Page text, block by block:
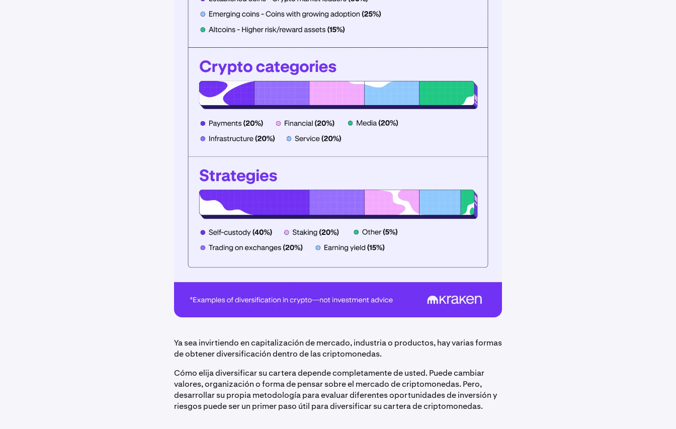
Ya sea invirtiendo en capitalización de mercado, industria o productos, hay varias formas
de obtener diversificación dentro de las criptomonedas.
Cómo elija diversificar su cartera depende completamente de usted. Puede cambiar
valores, organización o forma de pensar sobre el mercado de criptomonedas. Pero,
desarrollar su propia metodología para evaluar diferentes oportunidades de inversión y
riesgos puede ser un primer paso útil para diversificar su cartera de criptomonedas.